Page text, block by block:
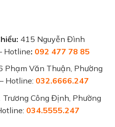
415 Nguyễn Đình
Hotline: 092 477 78 85
Phạm Văn Thuận, Phường
Hotline: 032.6666.247
Trương Công Định, Phường
034.5555.247